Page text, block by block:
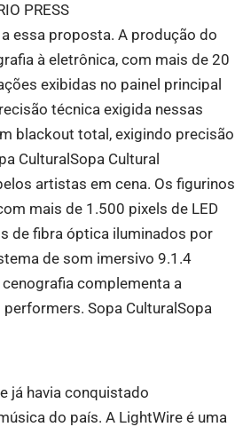
PRESS
essa proposta. A produção do
à eletrônica, com mais de 20
exibidas no painel principal
técnica exigida nessas
blackout total, exigindo precisão
Cultural Sopa Cultural
artistas em cena. Os figurinos
mais de 1.500 pixels de LED
de fibra óptica iluminados por
de som imersivo 9.1.4
complementa a
performers. Sopa Cultural Sopa
já havia conquistado
do país. A LightWire é uma